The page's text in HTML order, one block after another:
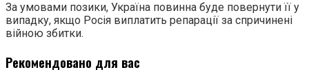
За умовами позики, Україна повинна буде повернути її у
випадку, якщо Росія виплатить репарації за спричинені
війною збитки.
Рекомендовано для вас